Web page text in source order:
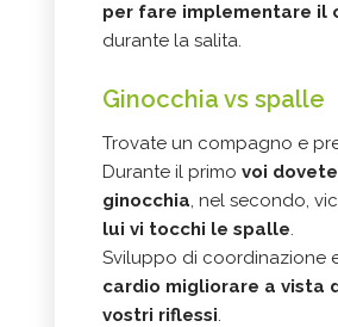
per fare implementare il
durante la salita.
Ginocchia vs spalle
Trovate un compagno e
Durante il primo voi
ginocchia, nel secondo,
lui vi tocchi le spalle.
Sviluppo di coordinazione
cardio migliorare a vista
vostri riflessi.